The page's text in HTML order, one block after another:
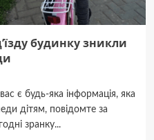
будинку зникли
є будь-яка інформація, яка
дітям, повідомте за
зранку...